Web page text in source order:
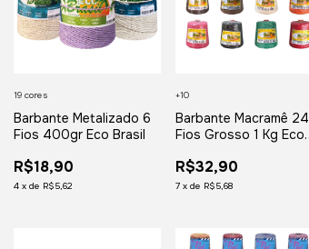
Barbante Metalizado 6
Fios 400gr Eco Brasil
R$18,90
4 xde R$5,62
19 cores
Barbante Macramê 24
Fios Grosso 1 Kg Eco
R$32,90
7 xde R$5,68
+10